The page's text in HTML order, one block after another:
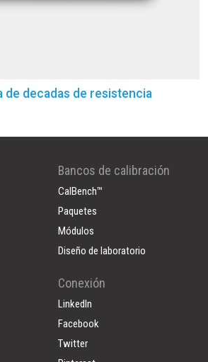
de decadas de resistencia
Bancos de calibración
CalBench™
Paquetes
Módulos
Diseño de laboratorio
Conexión
LinkedIn
Facebook
Twitter